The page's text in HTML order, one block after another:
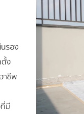
รอง
ง
าชีพ
มี